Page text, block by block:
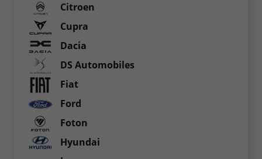
Citroen
Cupra
Dacia
DS Automobiles
Fiat
Ford
Foton
Hyundai